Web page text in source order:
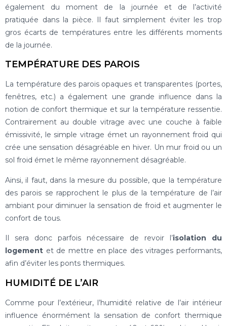
également du moment de la journée et de l’activité
pratiquée dans la pièce. Il faut simplement éviter les trop
gros écarts de températures entre les différents moments
de la journée.
TEMPÉRATURE DES PAROIS
La température des parois opaques et transparentes (portes,
fenêtres, etc.) a également une grande influence dans la
notion de confort thermique et sur la température ressentie.
Contrairement au double vitrage avec une couche à faible
émissivité, le simple vitrage émet un rayonnement froid qui
crée une sensation désagréable en hiver. Un mur froid ou un
sol froid émet le même rayonnement désagréable.
Ainsi, il faut, dans la mesure du possible, que la température
des parois se rapprochent le plus de la température de l’air
ambiant pour diminuer la sensation de froid et augmenter le
confort de tous.
Il sera donc parfois nécessaire de revoir l’isolation du
logement et de mettre en place des vitrages performants,
afin d’éviter les ponts thermiques.
HUMIDITÉ DE L’AIR
Comme pour l’extérieur, l’humidité relative de l’air intérieur
influence énormément la sensation de confort thermique